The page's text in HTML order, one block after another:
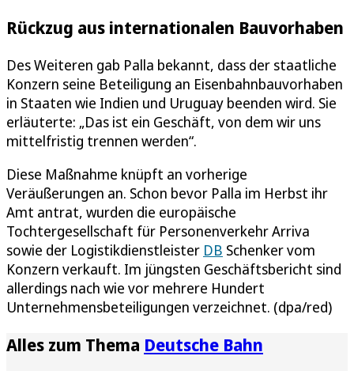
Rückzug aus internationalen Bauvorhaben
Des Weiteren gab Palla bekannt, dass der staatliche
Konzern seine Beteiligung an Eisenbahnbauvorhaben
in Staaten wie Indien und Uruguay beenden wird. Sie
erläuterte: „Das ist ein Geschäft, von dem wir uns
mittelfristig trennen werden“.
Diese Maßnahme knüpft an vorherige
Veräußerungen an. Schon bevor Palla im Herbst ihr
Amt antrat, wurden die europäische
Tochtergesellschaft für Personenverkehr Arriva
sowie der Logistikdienstleister DB Schenker vom
Konzern verkauft. Im jüngsten Geschäftsbericht sind
allerdings nach wie vor mehrere Hundert
Unternehmensbeteiligungen verzeichnet. (dpa/red)
Alles zum Thema Deutsche Bahn